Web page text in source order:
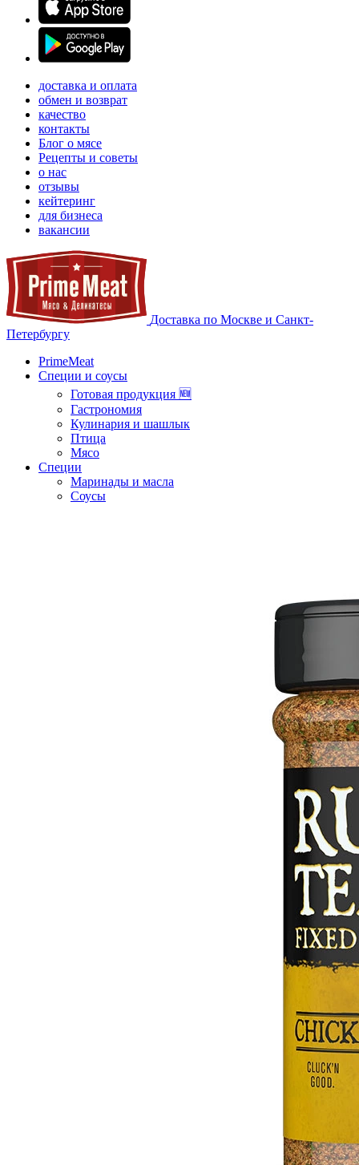
доставка и оплата
обмен и возврат
качество
контакты
Блог о мясе
Рецепты и советы
о нас
отзывы
кейтеринг
для бизнеса
вакансии
Доставка по Москве и Санкт-
Петербургу
PrimeMeat
Специи и соусы
Готовая продукция 🆕
Гастрономия
Кулинария и шашлык
Птица
Мясо
Специи
Маринады и масла
Соусы